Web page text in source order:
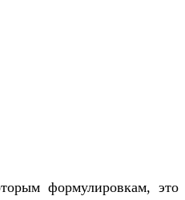
формулировкам, это